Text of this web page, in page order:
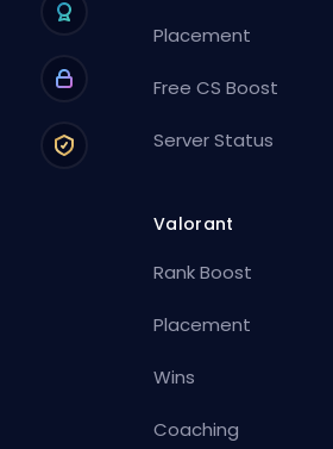
Placement
Free CS Boost
Server Status
Valorant
Rank Boost
Placement
Wins
Coaching